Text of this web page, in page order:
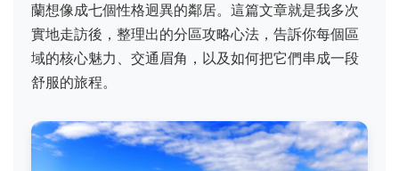
蘭想像成七個性格迥異的鄰居。這篇文章就是我多次
實地走訪後，整理出的分區攻略心法，告訴你每個區
域的核心魅力、交通眉角，以及如何把它們串成一段
舒服的旅程。